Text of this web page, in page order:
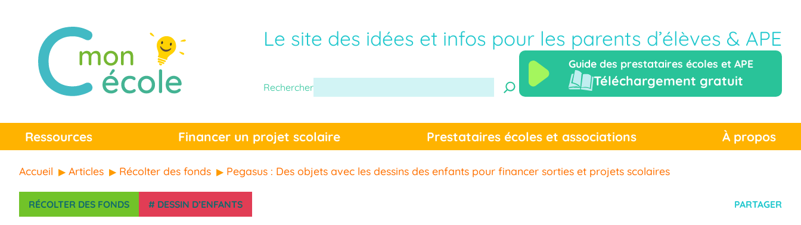
Le site des idées et infos pour les parents d’élèves & APE
Rechercher
Guide des prestataires écoles et APE
Téléchargement gratuit
Ressources Financer un projet scolaire Prestataires écoles et associations À propos
Accueil Articles Récolter des fonds Pegasus : Des objets avec les dessins des enfants pour financer sorties et projets scolaires
RÉCOLTER DES FONDS # DESSIN D’ENFANTS PARTAGER